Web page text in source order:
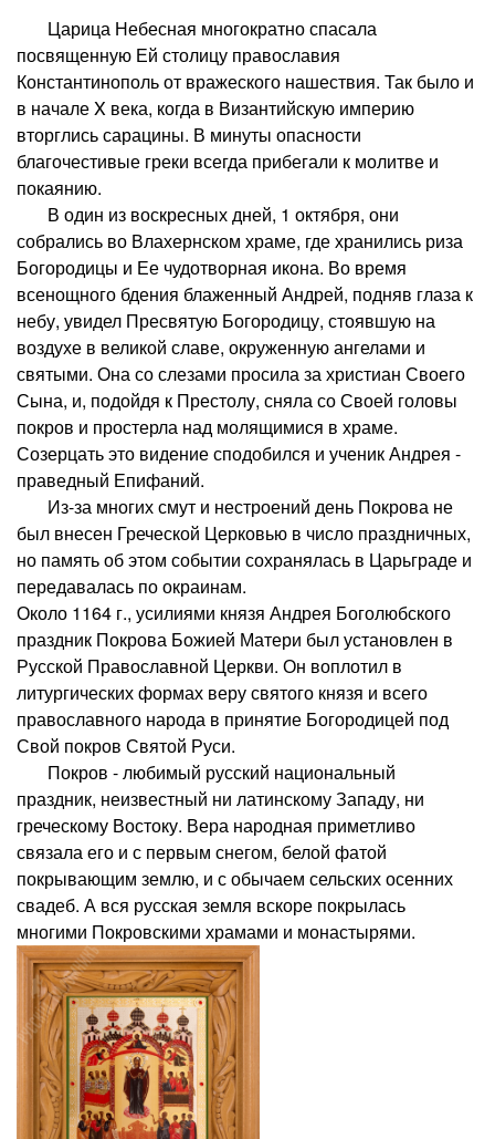
Царица Небесная многократно спасала
посвященную Ей столицу православия
Константинополь от вражеского нашествия. Так было и
в начале X века, когда в Византийскую империю
вторглись сарацины. В минуты опасности
благочестивые греки всегда прибегали к молитве и
покаянию.
В один из воскресных дней, 1 октября, они
собрались во Влахернском храме, где хранились риза
Богородицы и Ее чудотворная икона. Во время
всенощного бдения блаженный Андрей, подняв глаза к
небу, увидел Пресвятую Богородицу, стоявшую на
воздухе в великой славе, окруженную ангелами и
святыми. Она со слезами просила за христиан Своего
Сына, и, подойдя к Престолу, сняла со Своей головы
покров и простерла над молящимися в храме.
Созерцать это видение сподобился и ученик Андрея -
праведный Епифаний.
Из-за многих смут и нестроений день Покрова не
был внесен Греческой Церковью в число праздничных,
но память об этом событии сохранялась в Царьграде и
передавалась по окраинам.
Около 1164 г., усилиями князя Андрея Боголюбского
праздник Покрова Божией Матери был установлен в
Русской Православной Церкви. Он воплотил в
литургических формах веру святого князя и всего
православного народа в принятие Богородицей под
Свой покров Святой Руси.
Покров - любимый русский национальный
праздник, неизвестный ни латинскому Западу, ни
греческому Востоку. Вера народная приметливо
связала его и с первым снегом, белой фатой
покрывающим землю, и с обычаем сельских осенних
свадеб. А вся русская земля вскоре покрылась
многими Покровскими храмами и монастырями.